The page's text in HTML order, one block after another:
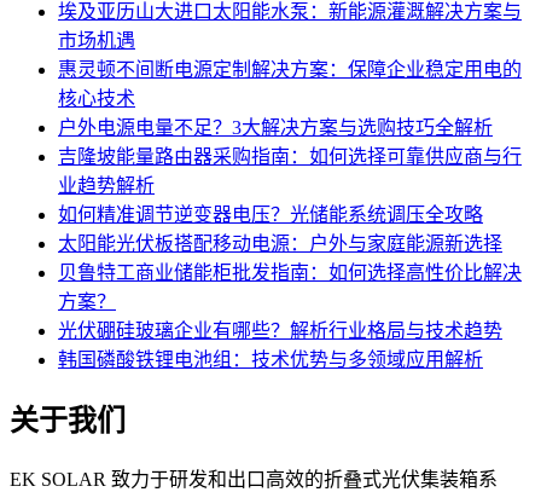
埃及亚历山大进口太阳能水泵：新能源灌溉解决方案与
市场机遇
惠灵顿不间断电源定制解决方案：保障企业稳定用电的
核心技术
户外电源电量不足？3大解决方案与选购技巧全解析
吉隆坡能量路由器采购指南：如何选择可靠供应商与行
业趋势解析
如何精准调节逆变器电压？光储能系统调压全攻略
太阳能光伏板搭配移动电源：户外与家庭能源新选择
贝鲁特工商业储能柜批发指南：如何选择高性价比解决
方案？
光伏硼硅玻璃企业有哪些？解析行业格局与技术趋势
韩国磷酸铁锂电池组：技术优势与多领域应用解析
关于我们
EK SOLAR 致力于研发和出口高效的折叠式光伏集装箱系